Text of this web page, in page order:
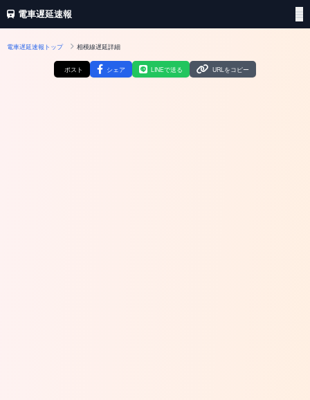
電車遅延速報
電車遅延速報トップ 相模線遅延詳細
ポスト シェア LINEで送る URLをコピー